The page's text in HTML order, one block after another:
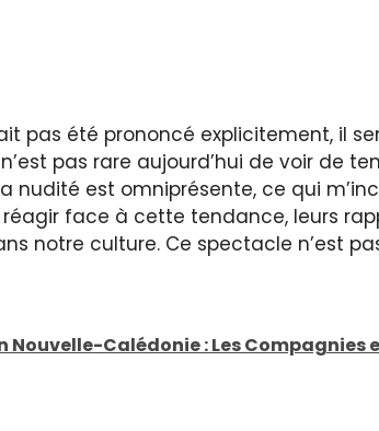
pas été prononcé explicitement, il
pas rare aujourd’hui de voir de
nudité est omniprésente, ce qui
réagir face à cette tendance, leurs
notre culture. Ce spectacle n’est
Nouvelle-Calédonie : Les Compagnies